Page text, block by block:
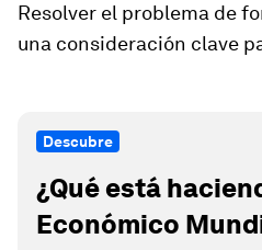
Resolver el problema de
una consideración clave
Descubre
¿Qué está
Económico